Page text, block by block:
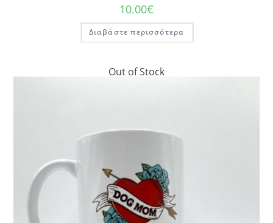
10.00€
Διαβάστε περισσότερα
Out of Stock